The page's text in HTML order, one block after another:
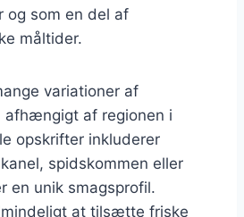
og som en del af
måltider.
variationer af
af regionen i
opskrifter inkluderer
spidskommen eller
en unik smagsprofil.
at tilsætte friske